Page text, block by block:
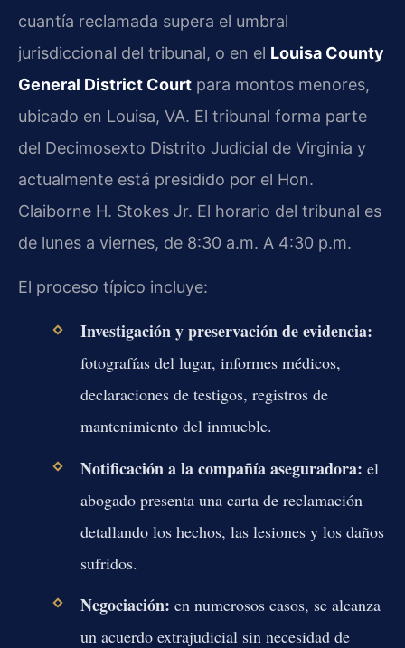
cuantía reclamada supera el umbral
jurisdiccional del tribunal, o en el Louisa County
General District Court para montos menores,
ubicado en Louisa, VA. El tribunal forma parte
del Decimosexto Distrito Judicial de Virginia y
actualmente está presidido por el Hon.
Claiborne H. Stokes Jr. El horario del tribunal es
de lunes a viernes, de 8:30 a.m. A 4:30 p.m.
El proceso típico incluye:
Investigación y preservación de evidencia:
fotografías del lugar, informes médicos,
declaraciones de testigos, registros de
mantenimiento del inmueble.
Notificación a la compañía aseguradora: el
abogado presenta una carta de reclamación
detallando los hechos, las lesiones y los daños
sufridos.
Negociación: en numerosos casos, se alcanza
un acuerdo extrajudicial sin necesidad de